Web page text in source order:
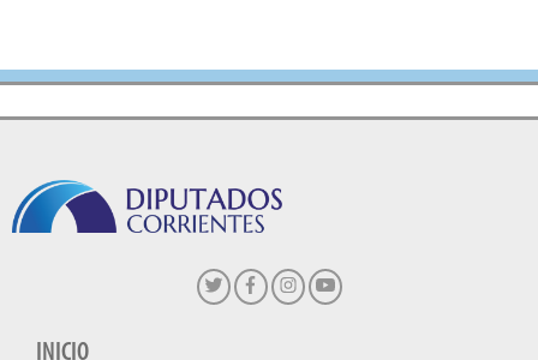
INICIO